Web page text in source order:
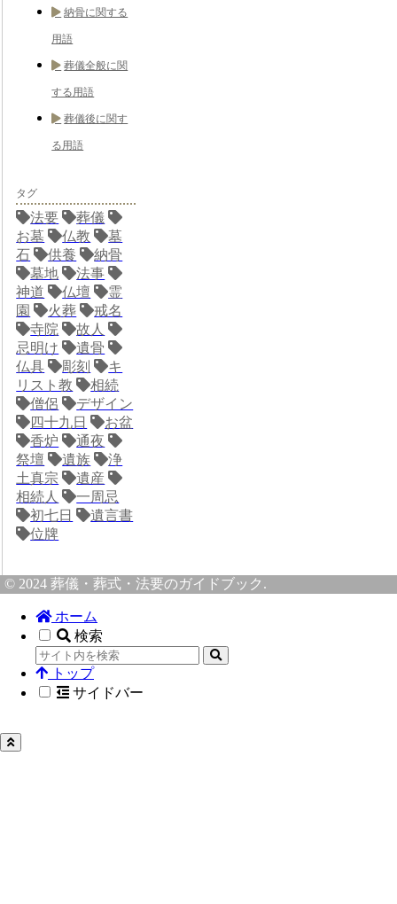
納骨に関する
用語
葬儀全般に関
する用語
葬儀後に関す
る用語
タグ
法要
葬儀
お墓
仏教
墓
石
供養
納骨
墓地
法事
神道
仏壇
霊
園
火葬
戒名
寺院
故人
忌明け
遺骨
仏具
彫刻
キ
リスト教
相続
僧侶
デザイン
四十九日
お盆
香炉
通夜
祭壇
遺族
浄
土真宗
遺産
相続人
一周忌
初七日
遺言書
位牌
© 2024 葬儀・葬式・法要のガイドブック.
ホーム
検索
トップ
サイドバー